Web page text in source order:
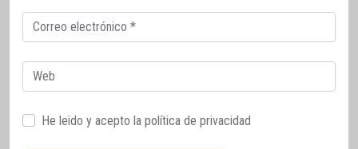
Correo
electrónico
Web
He leido y acepto la política de privacidad